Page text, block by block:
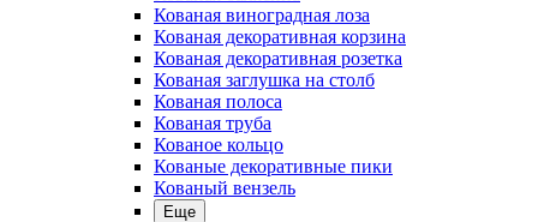
Кованая виноградная лоза
Кованая декоративная корзина
Кованая декоративная розетка
Кованая заглушка на столб
Кованая полоса
Кованая труба
Кованое кольцо
Кованые декоративные пики
Кованый вензель
Еще